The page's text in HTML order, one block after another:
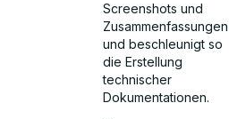
Screenshots und
Zusammenfassungen
und beschleunigt so
die Erstellung
technischer
Dokumentationen.